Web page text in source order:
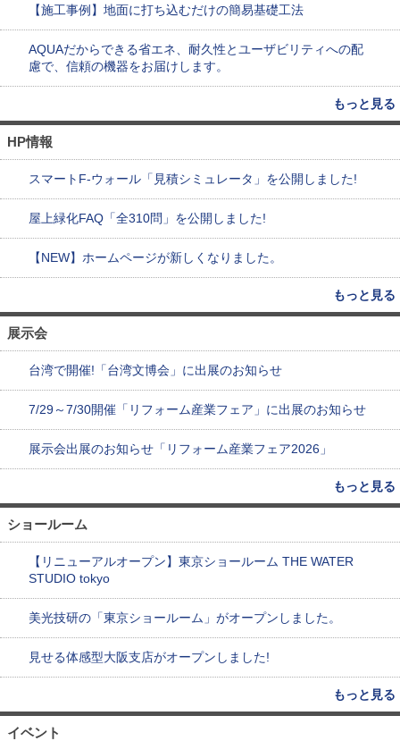
【施工事例】地面に打ち込むだけの簡易基礎工法
AQUAだからできる省エネ、耐久性とユーザビリティへの配
慮で、信頼の機器をお届けします。
もっと見る
HP情報
スマートF-ウォール「見積シミュレータ」を公開しました!
屋上緑化FAQ「全310問」を公開しました!
【NEW】ホームページが新しくなりました。
もっと見る
展示会
台湾で開催!「台湾文博会」に出展のお知らせ
7/29～7/30開催「リフォーム産業フェア」に出展のお知らせ
展示会出展のお知らせ「リフォーム産業フェア2026」
もっと見る
ショールーム
【リニューアルオープン】東京ショールーム THE WATER
STUDIO tokyo
美光技研の「東京ショールーム」がオープンしました。
見せる体感型大阪支店がオープンしました!
もっと見る
イベント